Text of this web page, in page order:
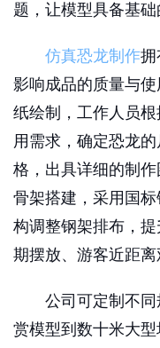
题，让模型具备基础
仿真恐龙制作拥
影响成品的质量与
纸绘制，工作人员
用需求，确定恐龙
格，出具详细的制
骨架搭建，采用国
构调整钢架排布，
期摆放、游客近距离
公司可定制不
赏模型到数十米大型